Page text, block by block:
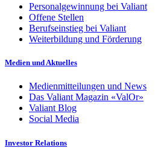
Personalgewinnung bei Valiant
Offene Stellen
Berufseinstieg bei Valiant
Weiterbildung und Förderung
Medien und Aktuelles
Medienmitteilungen und News
Das Valiant Magazin «ValOr»
Valiant Blog
Social Media
Investor Relations